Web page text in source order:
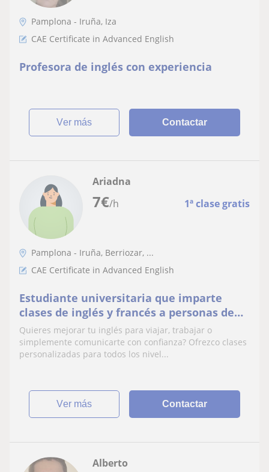
Pamplona - Iruña, Iza
CAE Certificate in Advanced English
Profesora de inglés con experiencia
ver más Contactar
7€/h 1ª clase gratis
Ariadna
Pamplona - Iruña, Berriozar, ...
CAE Certificate in Advanced English
Estudiante universitaria que imparte
clases de inglés y francés a personas de
todas las edades
Quieres mejorar tu inglés para viajar, trabajar o
simplemente comunicarte con confianza? Ofrezco clases
personalizadas para todos los nivel...
ver más Contactar
Alberto